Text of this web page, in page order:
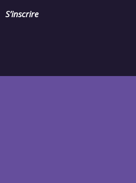
S’inscrire